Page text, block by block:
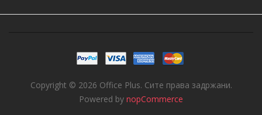
Copyright © 2026 Office Plus. Сите права задржани.
Powered by nopCommerce